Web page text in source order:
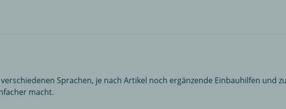
Sprachen, je nach Artikel noch ergänzende Einbauhilfen und
macht.